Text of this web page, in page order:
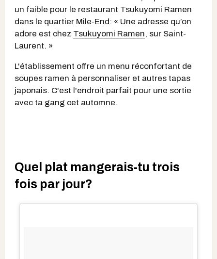
un faible pour le restaurant Tsukuyomi Ramen
dans le quartier Mile-End: « Une adresse qu’on
adore est chez Tsukuyomi Ramen, sur Saint-
Laurent. »
L'établissement offre un menu réconfortant de
soupes ramen à personnaliser et autres tapas
japonais. C'est l'endroit parfait pour une sortie
avec ta gang cet automne.
Quel plat mangerais-tu trois
fois par jour?